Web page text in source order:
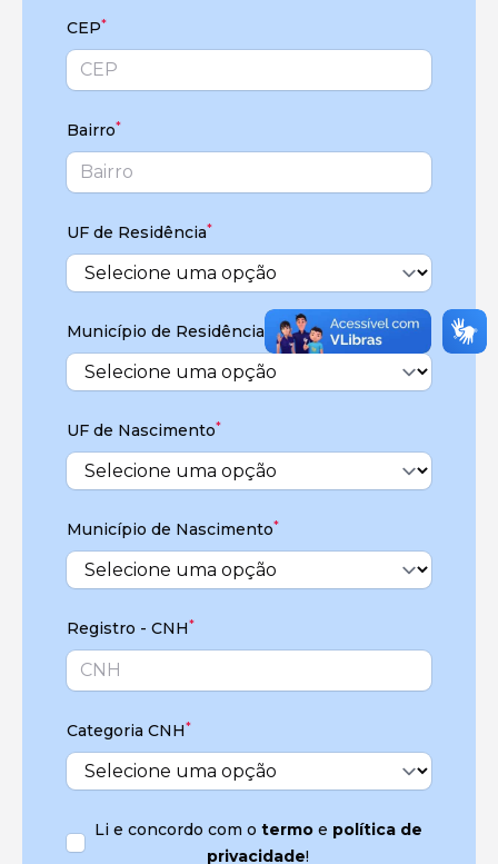
CEP*
Bairro*
UF de Residência*
Município de Residência
UF de Nascimento*
Município de Nascimento*
Registro - CNH*
Categoria CNH*
Li e concordo com o termoe política de
privacidade!